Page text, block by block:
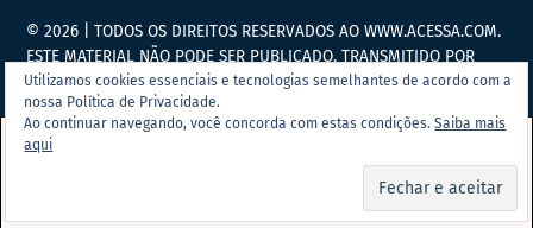
Utilizamos cookies essenciais e tecnologias semelhantes de acordo com a
nossa Política de Privacidade.
Ao continuar navegando, você concorda com estas condições.Saiba mais
aqui
© 2026 | TODOS OS DIREITOS RESERVADOS AO WWW.ACESSA.COM.
ESTE MATERIAL NÃO PODE SER PUBLICADO, TRANSMITIDO POR
BROADCAST, REESCRITO OU REDISTRIBUÍDO SEM PRÉVIA
AUTORIZAÇÃO.